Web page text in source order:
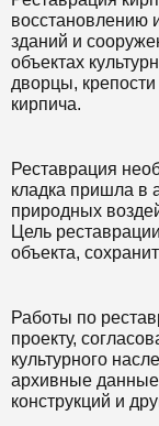
восстановлению
зданий и
объектах
дворцы,
кирпича.
Реставрация
кладка пришла в
природных
Цель
объекта,
Работы по
проекту,
культурного
архивные данные
конструкций и